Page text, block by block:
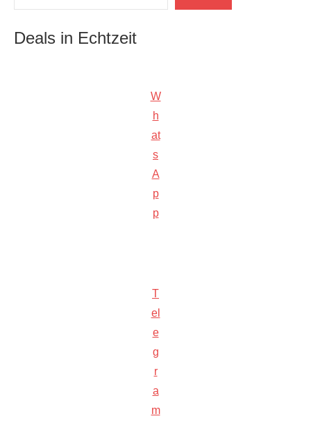
Deals in Echtzeit
W
h
at
s
A
p
p
T
el
e
g
r
a
m